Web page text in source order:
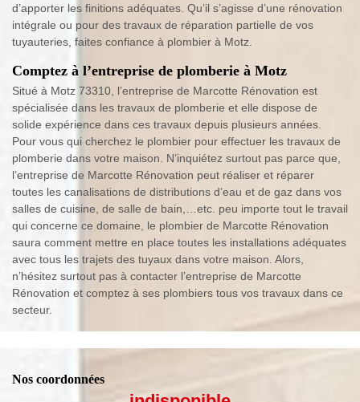
d’apporter les finitions adéquates. Qu’il s’agisse d’une rénovation
intégrale ou pour des travaux de réparation partielle de vos
tuyauteries, faites confiance à plombier à Motz.
Comptez à l’entreprise de plomberie à Motz
Situé à Motz 73310, l’entreprise de Marcotte Rénovation est
spécialisée dans les travaux de plomberie et elle dispose de
solide expérience dans ces travaux depuis plusieurs années.
Pour vous qui cherchez le plombier pour effectuer les travaux de
plomberie dans votre maison. N’inquiétez surtout pas parce que,
l’entreprise de Marcotte Rénovation peut réaliser et réparer
toutes les canalisations de distributions d’eau et de gaz dans vos
salles de cuisine, de salle de bain,…etc. peu importe tout le travail
qui concerne ce domaine, le plombier de Marcotte Rénovation
saura comment mettre en place toutes les installations adéquates
avec tous les trajets des tuyaux dans votre maison. Alors,
n’hésitez surtout pas à contacter l’entreprise de Marcotte
Rénovation et comptez à ses plombiers tous vos travaux dans ce
secteur.
Nos coordonnées